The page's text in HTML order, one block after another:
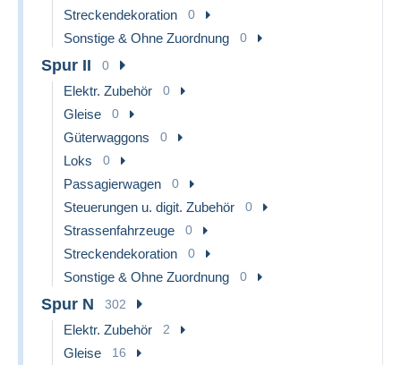
Streckendekoration 0
Sonstige & Ohne Zuordnung 0
Spur II 0
Elektr. Zubehör 0
Gleise 0
Güterwaggons 0
Loks 0
Passagierwagen 0
Steuerungen u. digit. Zubehör 0
Strassenfahrzeuge 0
Streckendekoration 0
Sonstige & Ohne Zuordnung 0
Spur N 302
Elektr. Zubehör 2
Gleise 16